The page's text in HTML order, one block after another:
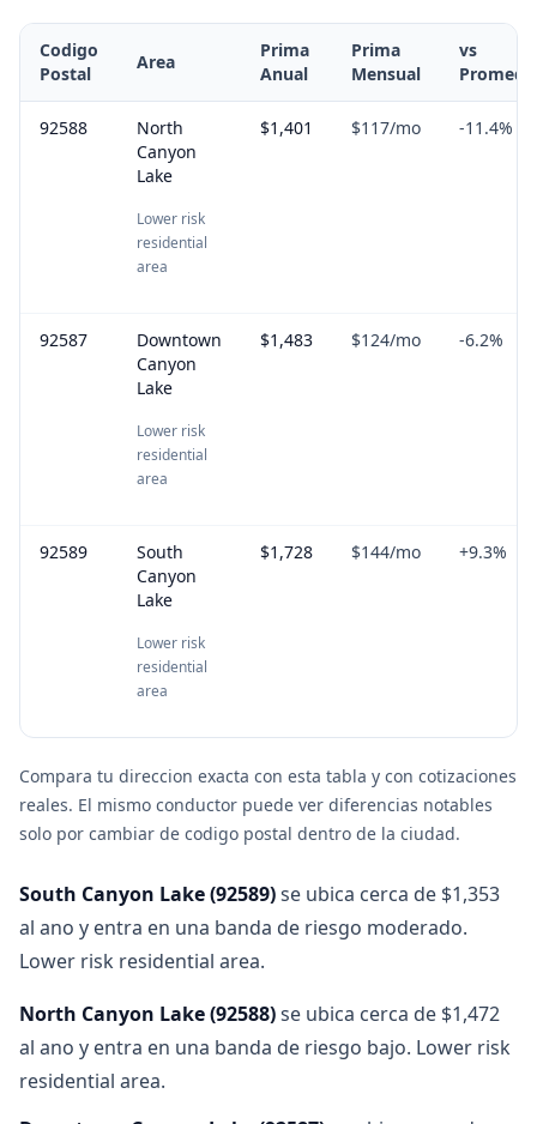
Codigo
Postal
Area
Prima
Anual
Prima
Mensual
vs
92588
North
Canyon
Lake
Lower risk
residential
area
$1,401 $117/mo -11.4%
92587
Downtown
Canyon
Lake
Lower risk
residential
area
$1,483 $124/mo -6.2%
92589
South
Canyon
Lake
Lower risk
residential
area
$1,728 $144/mo +9.3%
Compara tu direccion exacta con esta tabla y con cotizaciones
reales. El mismo conductor puede ver diferencias notables
solo por cambiar de codigo postal dentro de la ciudad.
South Canyon Lake(92589)se ubica cerca de $1,353
al ano y entra en una banda de riesgo moderado.
Lower risk residential area.
North Canyon Lake(92588)se ubica cerca de $1,472
al ano y entra en una banda de riesgo bajo. Lower risk
residential area.